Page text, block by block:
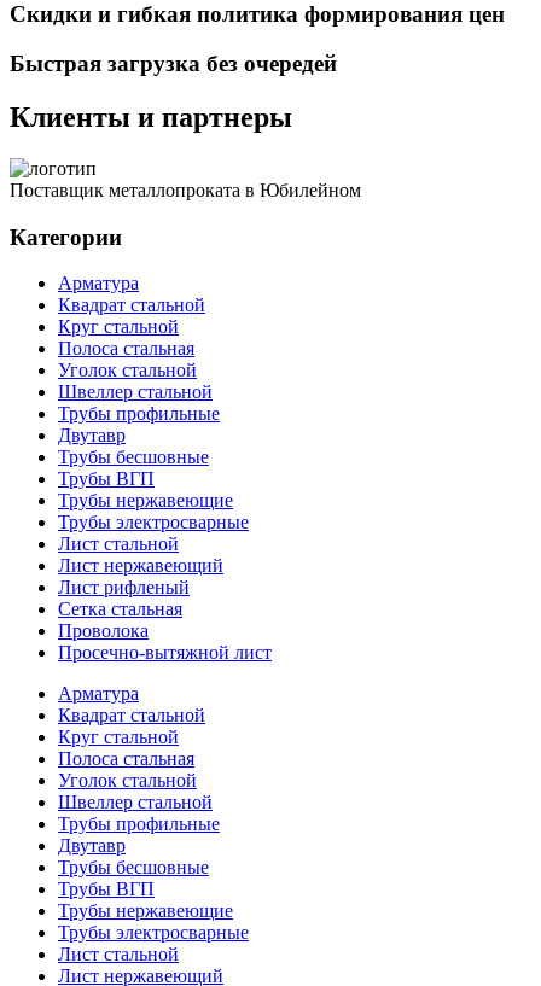
Скидки и гибкая политика формирования цен
Быстрая загрузка без очередей
Клиенты и партнеры
Поставщик металлопроката в Юбилейном
Категории
Арматура
Квадрат стальной
Круг стальной
Полоса стальная
Уголок стальной
Швеллер стальной
Трубы профильные
Двутавр
Трубы бесшовные
Трубы ВГП
Трубы нержавеющие
Трубы электросварные
Лист стальной
Лист нержавеющий
Лист рифленый
Сетка стальная
Проволока
Просечно-вытяжной лист
Арматура
Квадрат стальной
Круг стальной
Полоса стальная
Уголок стальной
Швеллер стальной
Трубы профильные
Двутавр
Трубы бесшовные
Трубы ВГП
Трубы нержавеющие
Трубы электросварные
Лист стальной
Лист нержавеющий